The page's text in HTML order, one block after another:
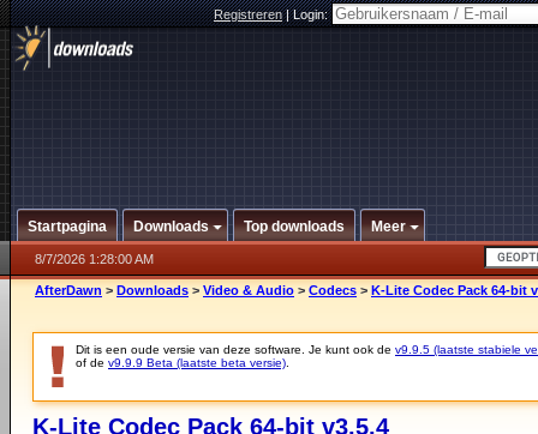
Registreren|Login:
Startpagina Downloads Top downloads Meer
8/7/2026 1:28:00 AM
AfterDawn > Downloads > Video & Audio > Codecs > K-Lite Codec Pack 64-bit
Dit is een oude versie van deze software. Je kunt ook de v9.9.5 (laatste stabiele
of de v9.9.9 Beta (laatste beta versie)
K-Lite Codec Pack 64-bit v3.5.4